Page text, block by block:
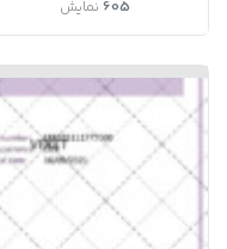
605 نمایش